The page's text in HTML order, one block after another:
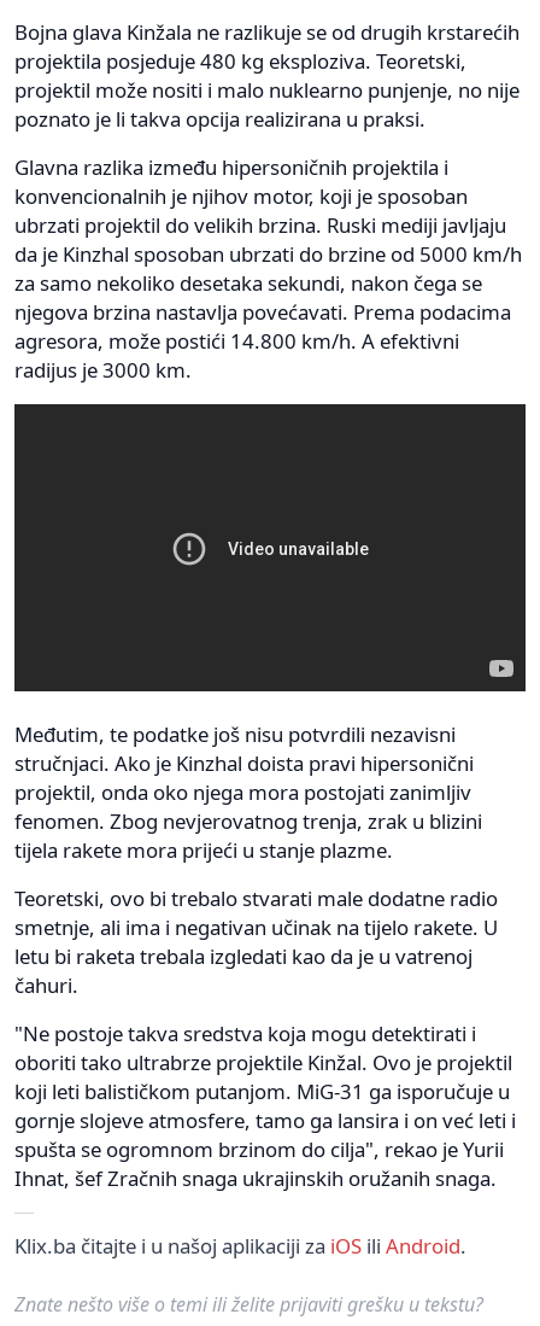
Bojna glava Kinžala ne razlikuje se od drugih krstarećih
projektila posjeduje 480 kg eksploziva. Teoretski,
projektil može nositi i malo nuklearno punjenje, no nije
poznato je li takva opcija realizirana u praksi.
Glavna razlika između hipersoničnih projektila i
konvencionalnih je njihov motor, koji je sposoban
ubrzati projektil do velikih brzina. Ruski mediji javljaju
da je Kinzhal sposoban ubrzati do brzine od 5000 km/h
za samo nekoliko desetaka sekundi, nakon čega se
njegova brzina nastavlja povećavati. Prema podacima
agresora, može postići 14.800 km/h. A efektivni
radijus je 3000 km.
Međutim, te podatke još nisu potvrdili nezavisni
stručnjaci. Ako je Kinzhal doista pravi hipersonični
projektil, onda oko njega mora postojati zanimljiv
fenomen. Zbog nevjerovatnog trenja, zrak u blizini
tijela rakete mora prijeći u stanje plazme.
Teoretski, ovo bi trebalo stvarati male dodatne radio
smetnje, ali ima i negativan učinak na tijelo rakete. U
letu bi raketa trebala izgledati kao da je u vatrenoj
čahuri.
"Ne postoje takva sredstva koja mogu detektirati i
oboriti tako ultrabrze projektile Kinžal. Ovo je projektil
koji leti balističkom putanjom. MiG-31 ga isporučuje u
gornje slojeve atmosfere, tamo ga lansira i on već leti i
spušta se ogromnom brzinom do cilja", rekao je Yurii
Ihnat, šef Zračnih snaga ukrajinskih oružanih snaga.
Klix.ba čitajte i u našoj aplikaciji za iOS ili Android.
Znate nešto više o temi ili želite prijaviti grešku u tekstu?